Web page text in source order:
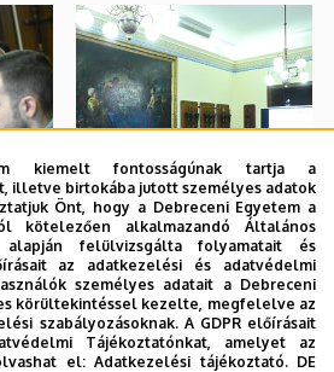
kiemelt fontosságúnak tartja a
illetve birtokába jutott személyes adatok
Önt, hogy a Debreceni Egyetem a
kötelezően alkalmazandó Általános
alapján felülvizsgálta folyamatait és
az adatkezelési és adatvédelmi
személyes adatait a Debreceni
körültekintéssel kezelte, megfelelve az
szabályozásoknak. A GDPR előírásait
Tájékoztatónkat, amelyet az
el:Adatkezelési tájékoztató. DE